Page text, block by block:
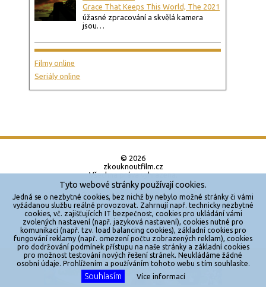
X
Grace That Keeps This World, The 2021
úžasné zpracování a skvělá kamera
jsou…
Filmy online
Seriály online
© 2026
zkouknoutfilm.cz
Všechna práva vyhrazena.
Powered by
Reklama
Sítě
Redakce
Jakékoliv užití obsahu je bez souhlasu provozovatele zakázáno.
Tyto webové stránky používají cookies.
Jedná se o nezbytné cookies, bez nichž by nebylo možné stránky či vámi
vyžádanou službu reálně provozovat. Zahrnují např. technicky nezbytné
cookies, vč. zajišťujících IT bezpečnost, cookies pro ukládání vámi
zvolených nastavení (např. jazyková nastavení), cookies nutné pro
komunikaci (např. tzv. load balancing cookies), základní cookies pro
fungování reklamy (např. omezení počtu zobrazených reklam), cookies
pro dodržování podmínek přístupu na naše stránky a základní cookies
pro možnost testování nových řešení stránek. Neukládáme žádné
osobní údaje. Prohlížením a používáním tohoto webu s tím souhlasíte.
Souhlasím Více informací